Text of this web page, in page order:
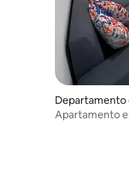
Departamento
Apartamento